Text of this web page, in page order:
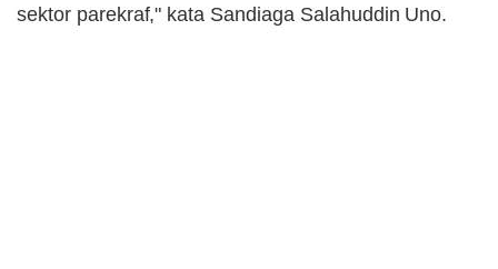
sektor parekraf," kata Sandiaga Salahuddin Uno.